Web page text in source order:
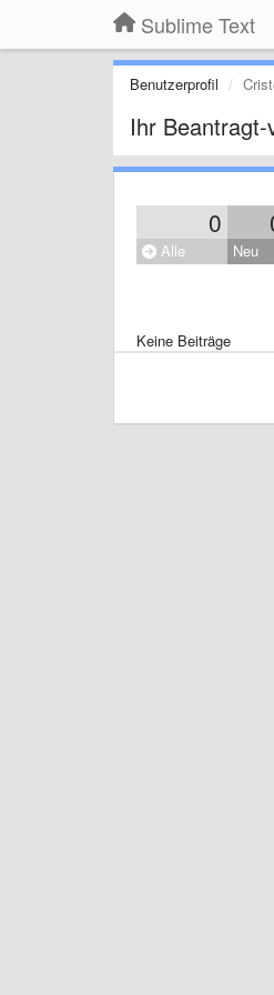
Sublime Text
Benutzerprofil
Ihr
0
Alle Neu
Keine Beiträge